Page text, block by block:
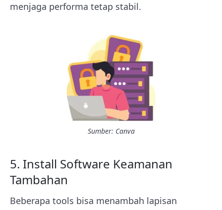
menjaga performa tetap stabil.
Sumber: Canva
5. Install Software Keamanan
Tambahan
Beberapa tools bisa menambah lapisan